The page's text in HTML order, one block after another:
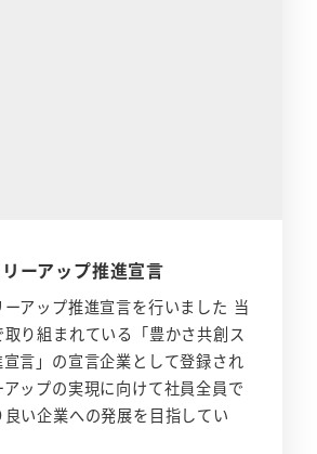
ーアップ推進宣言
アップ推進宣言を行いました 当
り組まれている「豊かさ共創ス
宣言」の宣言企業として登録され
ップの実現に向けて社員全員で
い企業への発展を目指してい